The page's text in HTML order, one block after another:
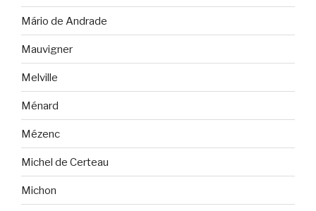
Mário de Andrade
Mauvigner
Melville
Ménard
Mézenc
Michel de Certeau
Michon